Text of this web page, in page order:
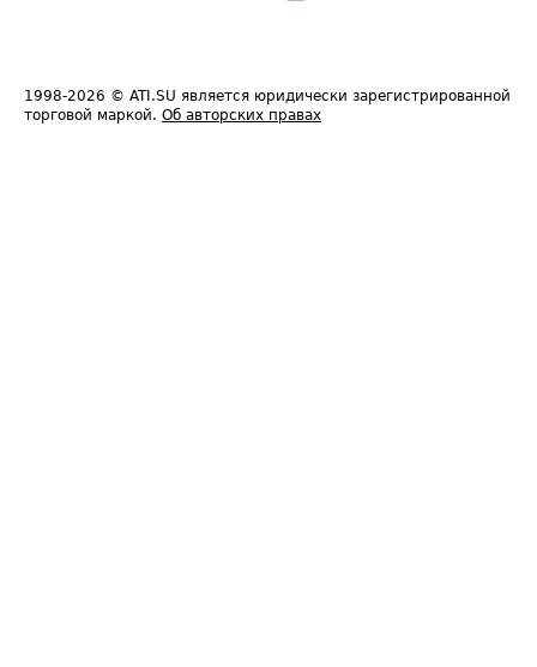
1998-2026 © ATI.SU является юридически зарегистрированной
торговой маркой. Об авторских правах